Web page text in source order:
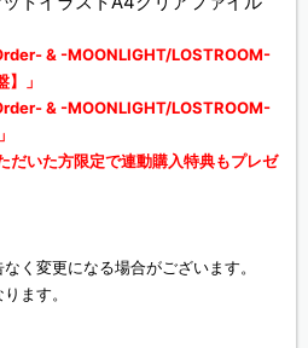
& -MOONLIGHT/LOSTROOM-
」
& -MOONLIGHT/LOSTROOM-
だいた方限定で連動購入特典もプレゼ
く変更になる場合がございます。
ます。